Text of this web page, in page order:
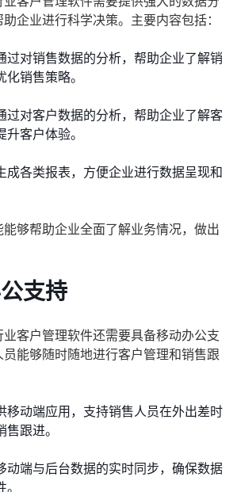
企业进行科学决策。主要内容包括：
过对销售数据的分析，帮助企业了解销
销售策略。
过对客户数据的分析，帮助企业了解客
客户体验。
成各类报表，方便企业进行数据呈现和
够帮助企业全面了解业务情况，做出
支持
客户管理软件还需要具备移动办公支
能够随时随地进行客户管理和销售跟
移动端应用，支持销售人员在外出差时
跟进。
动端与后台数据的实时同步，确保数据